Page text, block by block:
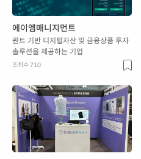
에이엠매니지먼트
퀀트 기반 디지털자산 및 금융상품 투자
솔루션을 제공하는 기업
조회수 710